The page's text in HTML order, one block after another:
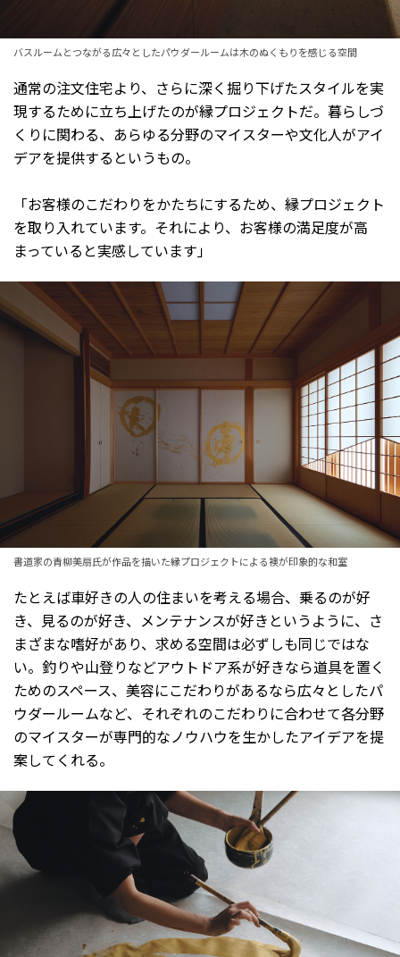
バスルームとつながる広々としたパウダールームは木のぬくもりを感じる空間
通常の注文住宅より、さらに深く掘り下げたスタイルを実
現するために立ち上げたのが縁プロジェクトだ。暮らしづ
くりに関わる、あらゆる分野のマイスターや文化人がアイ
デアを提供するというもの。
「お客様のこだわりをかたちにするため、縁プロジェクト
を取り入れています。それにより、お客様の満足度が高
まっていると実感しています」
書道家の青柳美扇氏が作品を描いた縁プロジェクトによる襖が印象的な和室
たとえば車好きの人の住まいを考える場合、乗るのが好
き、見るのが好き、メンテナンスが好きというように、さ
まざまな嗜好があり、求める空間は必ずしも同じではな
い。釣りや山登りなどアウトドア系が好きなら道具を置く
ためのスペース、美容にこだわりがあるなら広々としたパ
ウダールームなど、それぞれのこだわりに合わせて各分野
のマイスターが専門的なノウハウを生かしたアイデアを提
案してくれる。